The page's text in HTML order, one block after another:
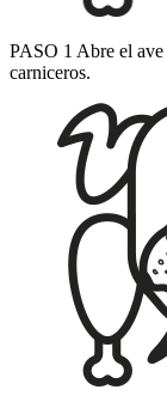
PASO 1 Abre el ave
carniceros.